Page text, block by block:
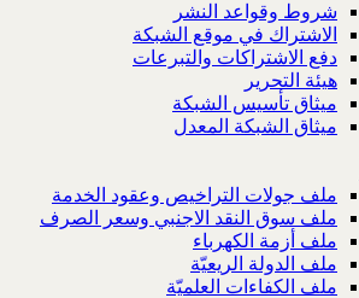
شروط وقواعد النشر
الاشتراك في موقع الشبكة
دفع الاشتراكات والتبرعات
هيئة التحرير
ميثاق تأسيس الشبكة
ميثاق الشبكة المعدل
ملف جولات التراخيص وعقود الخدمة
ملف سوق النقد الاجنبي وسعر الصرف
ملف أزمة الكهرباء
ملف الدولة الريعيّة
ملف الكفاءات العلميّة